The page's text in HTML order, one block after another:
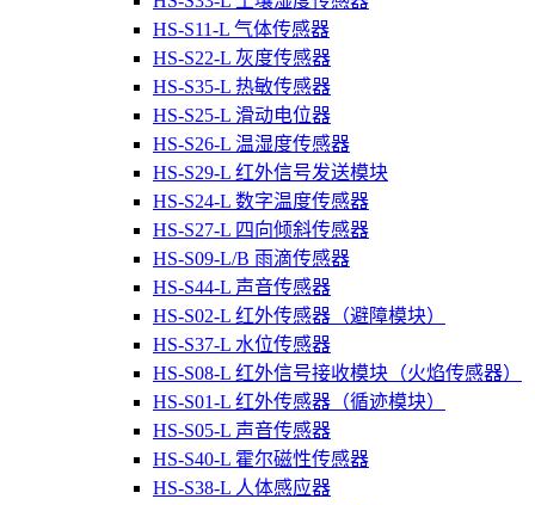
HS-S11-L 气体传感器
HS-S22-L 灰度传感器
HS-S35-L 热敏传感器
HS-S25-L 滑动电位器
HS-S26-L 温湿度传感器
HS-S29-L 红外信号发送模块
HS-S24-L 数字温度传感器
HS-S27-L 四向倾斜传感器
HS-S09-L/B 雨滴传感器
HS-S44-L 声音传感器
HS-S02-L 红外传感器（避障模块）
HS-S37-L 水位传感器
HS-S08-L 红外信号接收模块（火焰传感器）
HS-S01-L 红外传感器（循迹模块）
HS-S05-L 声音传感器
HS-S40-L 霍尔磁性传感器
HS-S38-L 人体感应器